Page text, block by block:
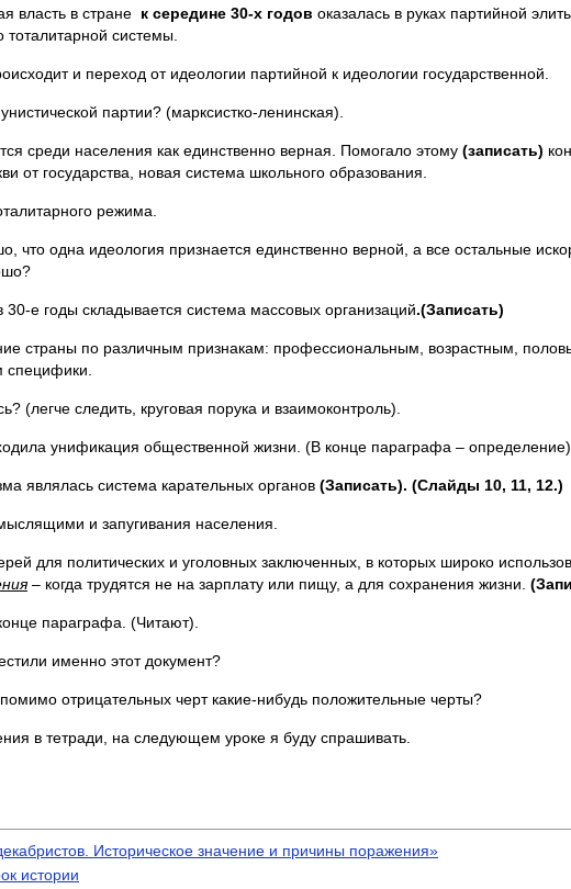
власть в стране к середине 30-х годов оказалась в руках партийной
системы.
и переход от идеологии партийной к идеологии государственной.
партии? (марксистко-ленинская).
среди населения как единственно верная. Помогало этому (записать)
от государства, новая система школьного образования.
режима.
что одна идеология признается единственно верной, а все остальные
е годы складывается система массовых организаций.(Записать)
страны по различным признакам: профессиональным, возрастным,
специфики.
(легче следить, круговая порука и взаимоконтроль).
унификация общественной жизни. (В конце параграфа – определение)
являлась система карательных органов (Записать). (Слайды 10, 11, 12.)
и запугивания населения.
для политических и уголовных заключенных, в которых широко
– когда трудятся не на зарплату или пищу, а для сохранения жизни.
параграфа. (Читают).
именно этот документ?
отрицательных черт какие-нибудь положительные черты?
в тетради, на следующем уроке я буду спрашивать.
Историческое значение и причины поражения»
истории